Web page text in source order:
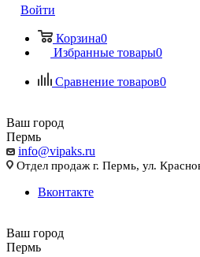
Войти
Корзина0
Избранные товары0
Сравнение товаров0
Ваш город
Пермь
info@vipaks.ru
Отдел продаж г. Пермь, ул.
Вконтакте
Ваш город
Пермь